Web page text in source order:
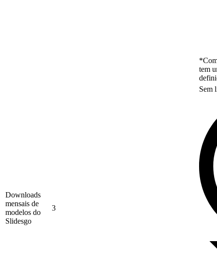
tem
Downloads
mensais de
modelos do
Slidesgo
3
Sem